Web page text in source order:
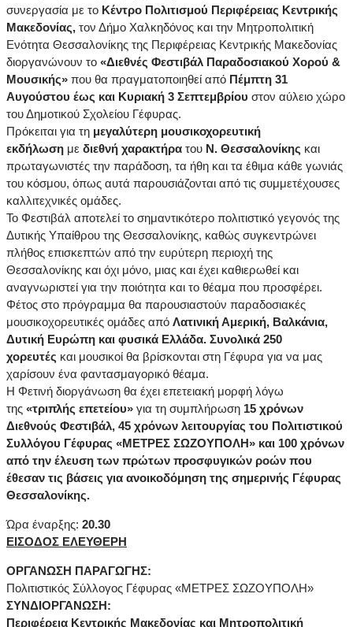
συνεργασία με το Κέντρο Πολιτισμού Περιφέρειας Κεντρικής
Μακεδονίας, τον Δήμο Χαλκηδόνος και την Μητροπολιτική
Ενότητα Θεσσαλονίκης της Περιφέρειας Κεντρικής Μακεδονίας
διοργανώνουν το «Διεθνές Φεστιβάλ Παραδοσιακού Χορού &
Μουσικής» που θα πραγματοποιηθεί από Πέμπτη 31
Αυγούστου έως και Κυριακή 3 Σεπτεμβρίου στον αύλειο χώρο
του Δημοτικού Σχολείου Γέφυρας.
Πρόκειται για τη μεγαλύτερη μουσικοχορευτική
εκδήλωση με διεθνή χαρακτήρα του Ν. Θεσσαλονίκης και
πρωταγωνιστές την παράδοση, τα ήθη και τα έθιμα κάθε γωνιάς
του κόσμου, όπως αυτά παρουσιάζονται από τις συμμετέχουσες
καλλιτεχνικές ομάδες.
Το Φεστιβάλ αποτελεί το σημαντικότερο πολιτιστικό γεγονός της
Δυτικής Υπαίθρου της Θεσσαλονίκης, καθώς συγκεντρώνει
πλήθος επισκεπτών από την ευρύτερη περιοχή της
Θεσσαλονίκης και όχι μόνο, μιας και έχει καθιερωθεί και
αναγνωριστεί για την ποιότητα και το θέαμα που προσφέρει.
Φέτος στο πρόγραμμα θα παρουσιαστούν παραδοσιακές
μουσικοχορευτικές ομάδες από Λατινική Αμερική, Βαλκάνια,
Δυτική Ευρώπη και φυσικά Ελλάδα. Συνολικά 250
χορευτές και μουσικοί θα βρίσκονται στη Γέφυρα για να μας
χαρίσουν ένα φαντασμαγορικό θέαμα.
Η Φετινή διοργάνωση θα έχει επετειακή μορφή λόγω
της «τριπλής επετείου» για τη συμπλήρωση 15 χρόνων
Διεθνούς Φεστιβάλ, 45 χρόνων λειτουργίας του Πολιτιστικού
Συλλόγου Γέφυρας «ΜΕΤΡΕΣ ΣΩΖΟΥΠΟΛΗ» και 100 χρόνων
από την έλευση των πρώτων προσφυγικών ροών που
έθεσαν τις βάσεις για ανοικοδόμηση της σημερινής Γέφυρας
Θεσσαλονίκης.
Ώρα έναρξης: 20.30
ΕΙΣΟΔΟΣ ΕΛΕΥΘΕΡΗ
ΟΡΓΑΝΩΣΗ ΠΑΡΑΓΩΓΗΣ:
Πολιτιστικός Σύλλογος Γέφυρας «ΜΕΤΡΕΣ ΣΩΖΟΥΠΟΛΗ»
ΣΥΝΔΙΟΡΓΑΝΩΣΗ:
Περιφέρεια Κεντρικής Μακεδονίας και Μητροπολιτική